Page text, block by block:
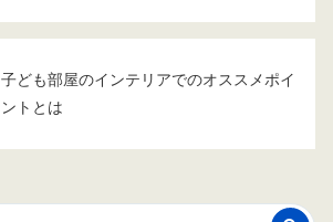
子ども部屋のインテリアでのオススメポイ
ントとは